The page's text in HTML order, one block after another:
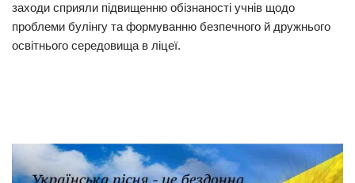
заходи сприяли підвищенню обізнаності учнів щодо
проблеми булінгу та формуванню безпечного й дружнього
освітнього середовища в ліцеї.